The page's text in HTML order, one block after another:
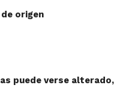
origen
puede verse alterado,